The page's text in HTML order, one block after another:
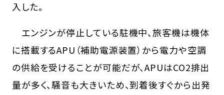
入した。
エンジンが停止している駐機中、旅客機は機体
に搭載するAPU（補助電源装置）から電力や空調
の供給を受けることが可能だが、APUはCO2排出
量が多く、騒音も大きいため、到着後すぐから出発